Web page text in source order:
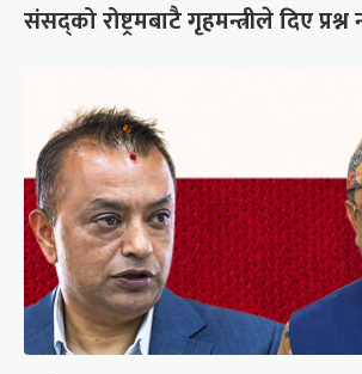
संसद्को रोष्ट्रमबाटै गृहमन्त्रीले दिए